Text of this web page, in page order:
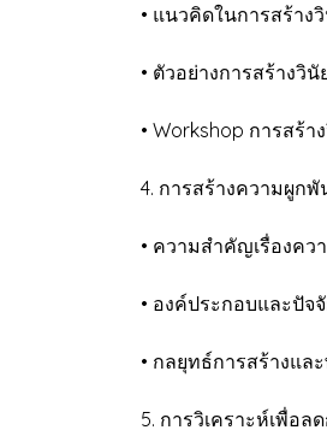
• แนวคิดในการสร้าง
• ตัวอย่างการสร้างวิ
• Workshop การสร้
4. การสร้างความผูก
• ความสำคัญเรื่องคว
• องค์ประกอบและปัจ
• กลยุทธ์การสร้างแล
5. การวิเคราะห์เพื่อ